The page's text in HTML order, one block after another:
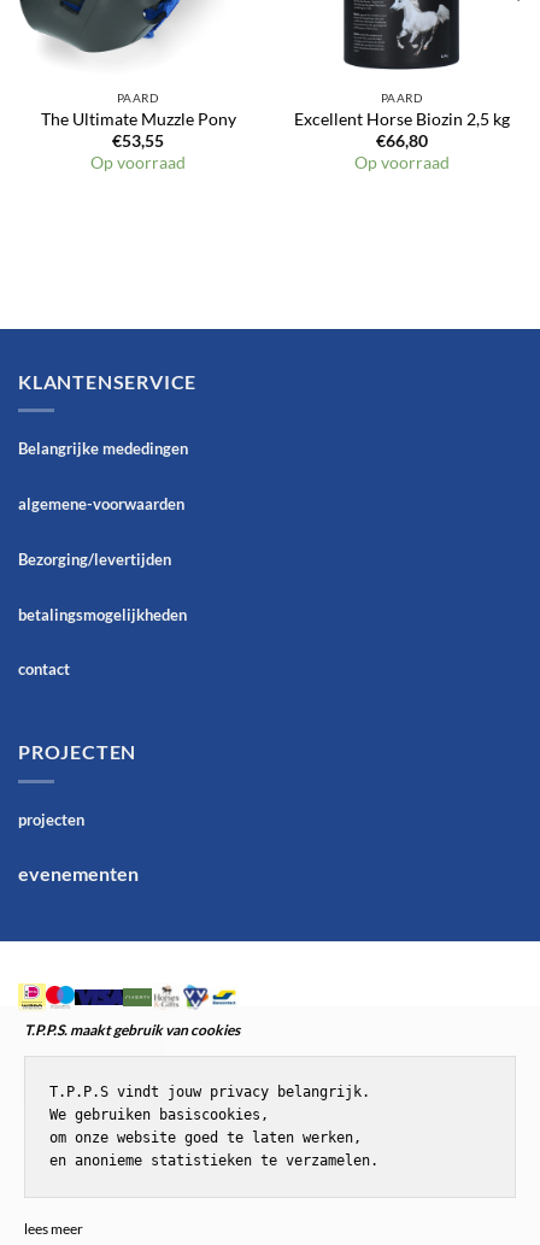
PAARD
The Ultimate Muzzle Pony
€53,55
Op voorraad
PAARD
Excellent Horse Biozin 2,5 kg
€66,80
Op voorraad
KLANTENSERVICE
Belangrijke mededingen
algemene-voorwaarden
Bezorging/levertijden
betalingsmogelijkheden
contact
PROJECTEN
projecten
evenementen
T.P.P.S. maakt gebruik van cookies
T.P.P.S vindt jouw privacy belangrijk.
We gebruiken basiscookies,
om onze website goed te laten werken,
en anonieme statistieken te verzamelen.
lees meer